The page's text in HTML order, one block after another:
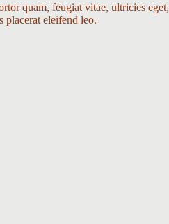
quam, feugiat vitae, ultricies eget,
placerat eleifend leo.